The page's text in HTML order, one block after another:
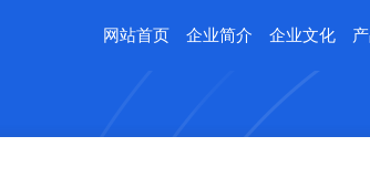
网站首页 企业简介 企业文化